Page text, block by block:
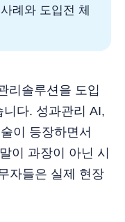
례와 도입전 체
리솔루션을 도입
다. 성과관리 AI,
이 등장하면서
이 과장이 아닌 시
자들은 실제 현장